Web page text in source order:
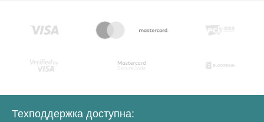
Техподдержка доступна: